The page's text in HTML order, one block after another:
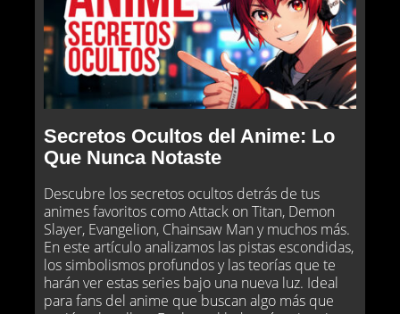
Secretos Ocultos del Anime: Lo
Que Nunca Notaste
Descubre los secretos ocultos detrás de tus
animes favoritos como Attack on Titan, Demon
Slayer, Evangelion, Chainsaw Man y muchos más.
En este artículo analizamos las pistas escondidas,
los simbolismos profundos y las teorías que te
harán ver estas series bajo una nueva luz. Ideal
para fans del anime que buscan algo más que